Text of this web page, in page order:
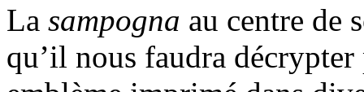
La sampogna au centre de
qu’il nous faudra